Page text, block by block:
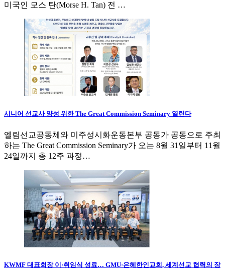
미국인 모스 탄(Morse H. Tan) 전 …
시니어 선교사 양성 위한 The Great Commission Seminary 열린다
엘림선교공동체와 미주성시화운동본부 공동가 공동으로 주최
하는 The Great Commission Seminary가 오는 8월 31일부터 11월
24일까지 총 12주 과정…
KWMF 대표회장 이·취임식 성료… GMU·은혜한인교회, 세계선교 협력의 장